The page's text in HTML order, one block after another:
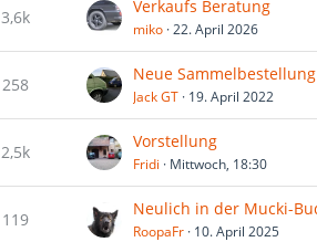
3,6k
Verkaufs Beratung
miko 22. April 2026
258
Jack GT 19. April 2022
2,5k
Vorstellung
Fridi Mittwoch, 18:30
119
Neulich in der Mucki-
RoopaFr 10. April 2025